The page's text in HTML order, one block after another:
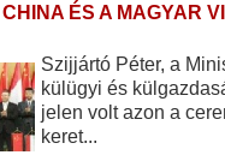
ÉS A MAGYAR
Szijjártó Péter, a
külügyi és
jelen volt azon a
keret...